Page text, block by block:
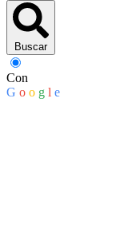
Buscar
Con
G o o g l e